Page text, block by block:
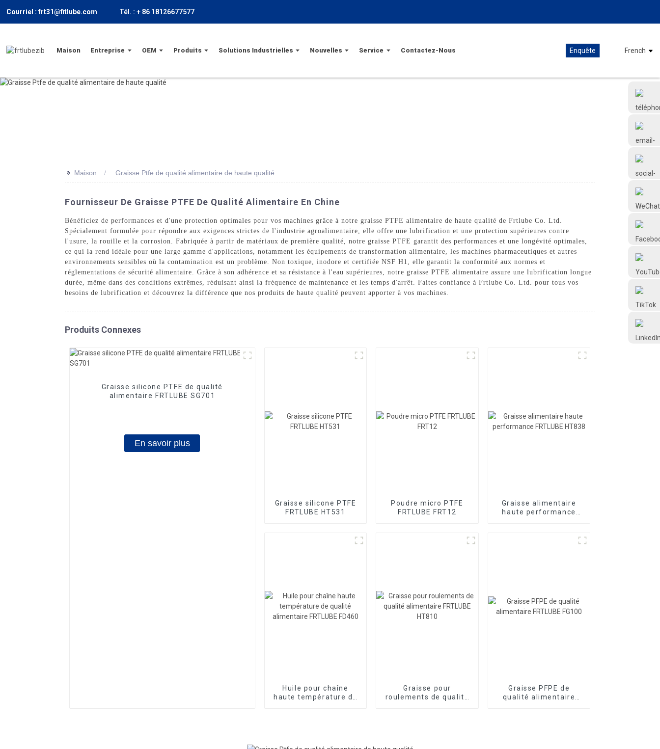
Courriel : frt31@fitlube.com Tél. : + 86 18126677577
Maison Entreprise OEM Produits Solutions Industrielles Nouvelles Service Contactez-Nous Enquête French
>> Maison Graisse Ptfe de qualité alimentaire de haute qualité
Fournisseur De Graisse PTFE De Qualité Alimentaire En Chine
Bénéficiez de performances et d'une protection optimales pour vos machines grâce à notre graisse PTFE alimentaire de haute qualité de Frtlube Co. Ltd.
Spécialement formulée pour répondre aux exigences strictes de l'industrie agroalimentaire, elle offre une lubrification et une protection supérieures contre
l'usure, la rouille et la corrosion. Fabriquée à partir de matériaux de première qualité, notre graisse PTFE garantit des performances et une longévité optimales,
ce qui la rend idéale pour une large gamme d'applications, notamment les équipements de transformation alimentaire, les machines pharmaceutiques et autres
environnements sensibles où la contamination est un problème. Non toxique, inodore et certifiée NSF H1, elle garantit la conformité aux normes et
réglementations de sécurité alimentaire. Grâce à son adhérence et sa résistance à l'eau supérieures, notre graisse PTFE alimentaire assure une lubrification longue
durée, même dans des conditions extrêmes, réduisant ainsi la fréquence de maintenance et les temps d'arrêt. Faites confiance à Frtlube Co. Ltd. pour tous vos
besoins de lubrification et découvrez la différence que nos produits de haute qualité peuvent apporter à vos machines.
Produits Connexes
Graisse silicone PTFE de qualité
alimentaire FRTLUBE SG701
En savoir plus
Graisse silicone PTFE
FRTLUBE HT531
Poudre micro PTFE
FRTLUBE FRT12
Graisse alimentaire
haute performance
Huile pour chaîne
haute température de
Graisse pour
roulements de qualité
Graisse PFPE de
qualité alimentaire